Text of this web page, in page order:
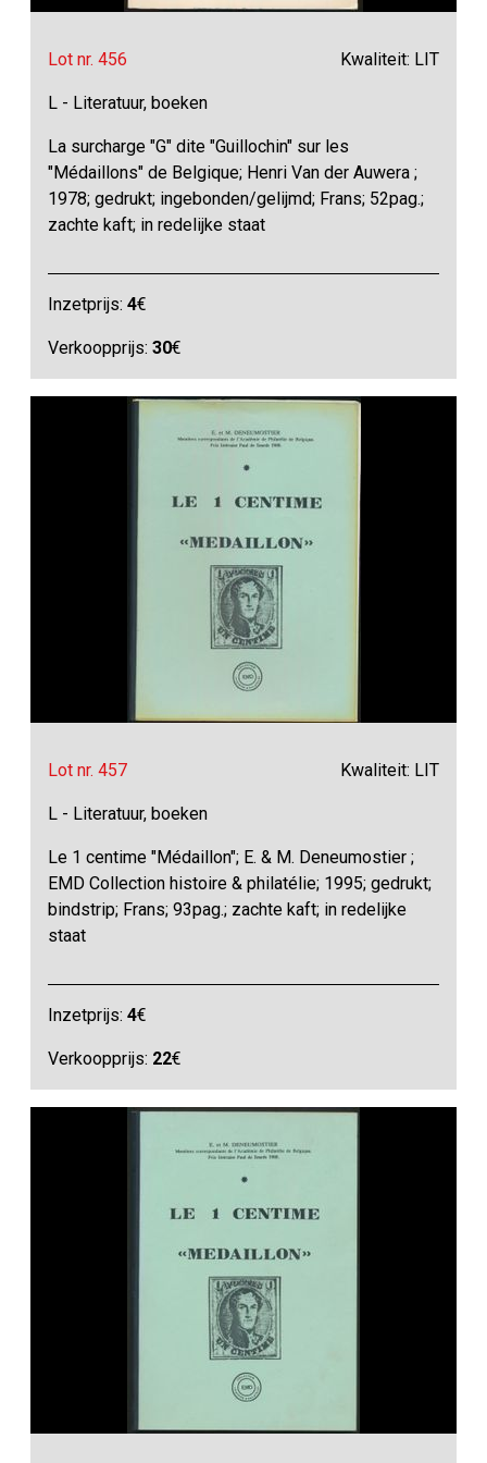
Lot nr. 456 Kwaliteit: LIT
L - Literatuur, boeken
La surcharge "G" dite "Guillochin" sur les
"Médaillons" de Belgique; Henri Van der Auwera ;
1978; gedrukt; ingebonden/gelijmd; Frans; 52pag.;
zachte kaft; in redelijke staat
Inzetprijs:4€
Verkoopprijs:30€
Lot nr. 457 Kwaliteit: LIT
L - Literatuur, boeken
Le 1 centime "Médaillon"; E. & M. Deneumostier ;
EMD Collection histoire & philatélie; 1995; gedrukt;
bindstrip; Frans; 93pag.; zachte kaft; in redelijke
staat
Inzetprijs:4€
Verkoopprijs: 22€